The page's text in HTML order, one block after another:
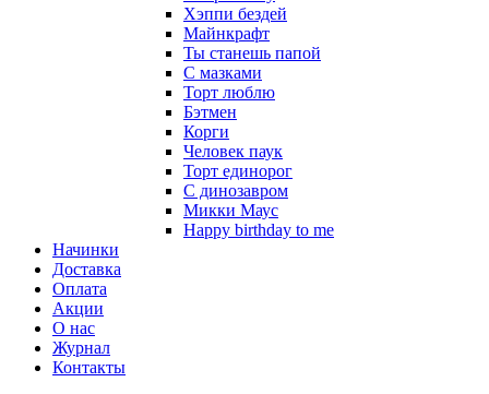
Хэппи бездей
Майнкрафт
Ты станешь папой
С мазками
Торт люблю
Бэтмен
Корги
Человек паук
Торт единорог
С динозавром
Микки Маус
Happy birthday to me
Начинки
Доставка
Оплата
Акции
О нас
Журнал
Контакты